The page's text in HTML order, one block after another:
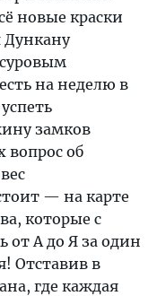
новые краски
Дункану
на неделю в
замков
вопрос об
— на карте
которые с
от А до Я за один
Отставив в
где каждая